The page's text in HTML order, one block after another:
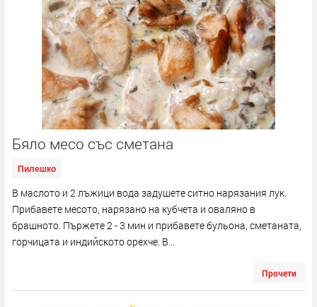
Бяло месо със сметана
Пилешко
В маслото и 2 лъжици вода задушете ситно нарязания лук.
Прибавете месото, нарязано на кубчета и оваляно в
брашното. Пържете 2 - 3 мин и прибавете бульона, сметаната,
горчицата и индийското орехче. В...
Прочети